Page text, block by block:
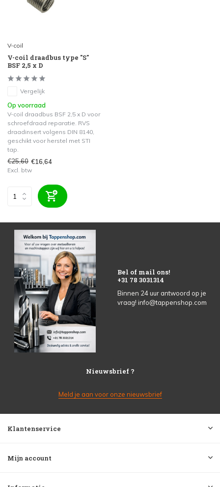
V-coil
V-coil draadbus type "S"
BSF 2,5 x D
Vergelijk
Op voorraad
V-coil draadbus BSF 2,5 x D voor
schroefdraad reparatie. RVS
draadinsert volgens DIN 8140,
geschikt voor herstel met STI
tap.
€25,60 €16,64
Excl. btw
Bel of mail ons!
+31 78 3031314
Binnen 24 uur antwoord op je
vraag! info@tappenshop.com
Nieuwsbrief ?
Meld je aan voor onze nieuwsbrief
Klantenservice
Mijn account